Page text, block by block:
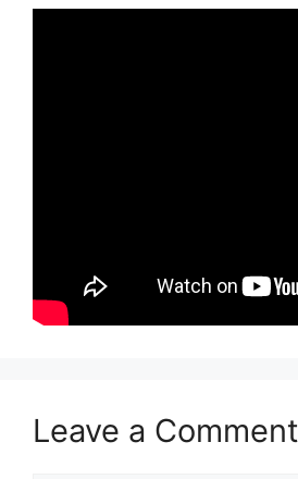
Leave a Comment